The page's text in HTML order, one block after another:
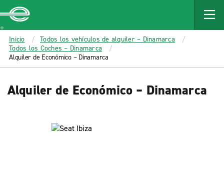
MAIN
CONTENT
Enterprise
Inicio
Todos los vehículos de alquiler – Dinamarca
Todos los Coches – Dinamarca
Alquiler de Económico – Dinamarca
Alquiler de Económico – Dinamarca